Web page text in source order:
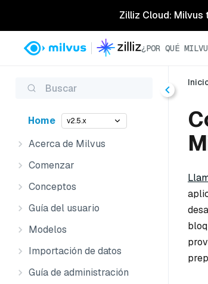
Zilliz Cloud: Milvus
¿POR QUÉ
Buscar
Home v2.5.x
Acerca de Milvus
Comenzar
Conceptos
Guía del usuario
Modelos
Importación de datos
Guía de administración